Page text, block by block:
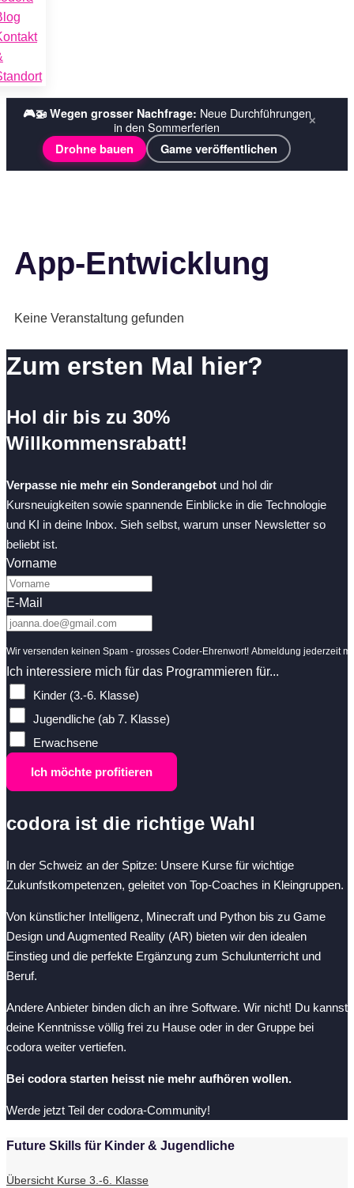
☀️ Sommerferien bei codora:Tech-Explorer-Wochen ›
Wochenkurse Ferienplausch (Halbtage) ›
×
App-Entwicklung
Keine Veranstaltung gefunden
Zum ersten Mal hier?
Hol dir bis zu 30%
Willkommensrabatt!
Verpasse nie mehr ein Sonderangebot und hol dir
Kursneuigkeiten sowie spannende Einblicke in die Technologie
und KI in deine Inbox. Sieh selbst, warum unser Newsletter so
beliebt ist.
Vorname
E-Mail
Wir versenden keinen Spam - grosses Coder-Ehrenwort! Abmeldung jederzeit
Ich interessiere mich für das Programmieren für...
Kinder (3.-6. Klasse)
Jugendliche (ab 7. Klasse)
Erwachsene
Ich möchte profitieren
codora ist die richtige Wahl
In der Schweiz an der Spitze: Unsere Kurse für wichtige
Zukunfstkompetenzen, geleitet von Top-Coaches in Kleingruppen.
Von künstlicher Intelligenz, Minecraft und Python bis zu Game
Design und Augmented Reality (AR) bieten wir den idealen
Einstieg und die perfekte Ergänzung zum Schulunterricht und
Beruf.
Andere Anbieter binden dich an ihre Software. Wir nicht! Du kannst
deine Kenntnisse völlig frei zu Hause oder in der Gruppe bei
codora weiter vertiefen.
Bei codora starten heisst nie mehr aufhören wollen.
Werde jetzt Teil der codora-Community!
Future Skills für Kinder & Jugendliche
Übersicht Kurse 3.-6. Klasse